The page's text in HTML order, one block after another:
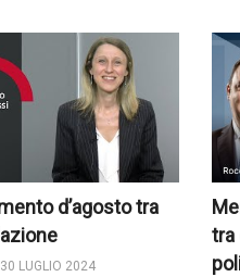
d’agosto tra
30 LUGLIO 2024
tra